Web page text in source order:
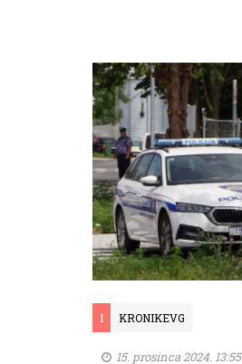
I KRONIKEVG
15. prosinca 2024. 13:55